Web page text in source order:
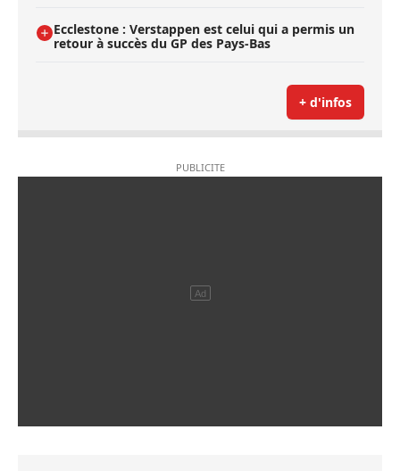
Ecclestone : Verstappen est celui qui a permis un
retour à succès du GP des Pays-Bas
+ d'infos